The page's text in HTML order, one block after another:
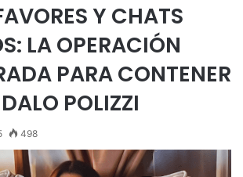
Y CHATS
LA OPERACIÓN
PARA CONTENER
POLIZZI
498